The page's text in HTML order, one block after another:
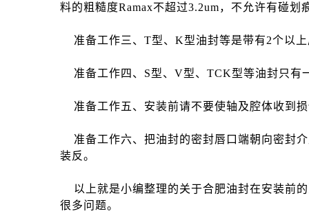
料的粗糙度Ramax不超过3.2um，不允许有碰
准备工作三、T型、K型油封等是带有2个以
准备工作四、S型、V型、TCK型等油封只有
准备工作五、安装前请不要使轴及腔体收到
准备工作六、把油封的密封唇口端朝向密封
装反。
以上就是小编整理的关于合肥油封在安装前
很多问题。